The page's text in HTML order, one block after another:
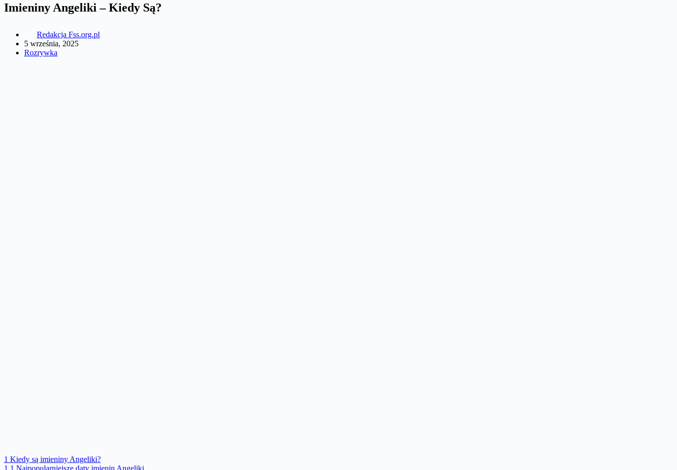
Imieniny Angeliki – Kiedy Są?
Redakcja Fss.org.pl
5 września, 2025
Rozrywka
1 Kiedy są imieniny Angeliki?
1.1 Najpopularniejsze daty imienin Angeliki